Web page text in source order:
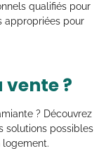
qualifiés pour
appropriées pour
?
? Découvrez
solutions possibles
logement.